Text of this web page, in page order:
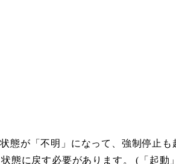
態が「不明」になって、強制停止
態に戻す必要があります。 (「起動